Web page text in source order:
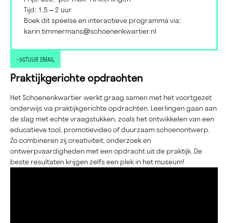
Tijd: 1,5 – 2 uur
Boek dit speelse en interactieve programma via:
karin.timmermans@schoenenkwartier.nl
STUUR EMAIL
Praktijkgerichte opdrachten
Het Schoenenkwartier werkt graag samen met het voortgezet
onderwijs via praktijkgerichte opdrachten. Leerlingen gaan aan
de slag met echte vraagstukken, zoals het ontwikkelen van een
educatieve tool, promotievideo of duurzaam schoenontwerp.
Zo combineren zij creativiteit, onderzoek en
ontwerpvaardigheden met een opdracht uit de praktijk. De
beste resultaten krijgen zelfs een plek in het museum!